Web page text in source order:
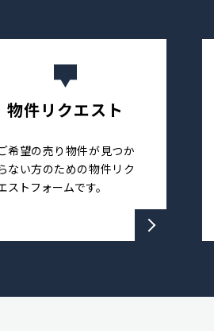
物件リクエスト
希望の売り物件が見つか
ない方のための物件リク
ストフォームです。